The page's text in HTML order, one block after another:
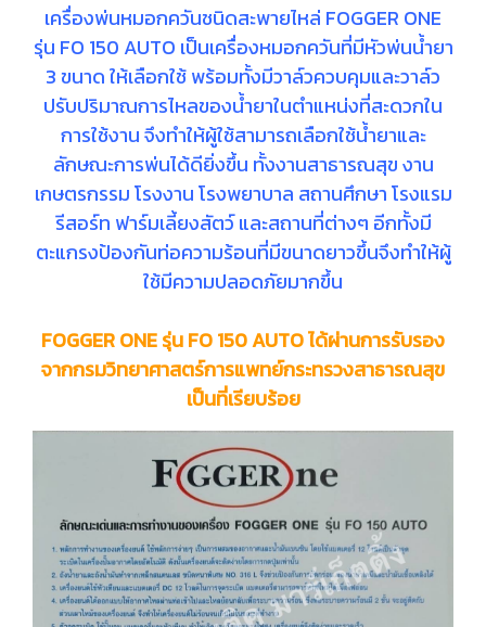
เครื่องพ่นหมอกควันชนิดสะพายไหล่ FOGGER ONE
รุ่น FO 150 AUTO เป็นเครื่องหมอกควันที่มีหัวพ่นน้ำยา
3 ขนาด ให้เลือกใช้ พร้อมทั้งมีวาล์วควบคุมและวาล์ว
ปรับปริมาณการไหลของน้ำยาในตำแหน่งที่สะดวกใน
การใช้งาน จึงทำให้ผู้ใช้สามารถเลือกใช้น้ำยาและ
ลักษณะการพ่นได้ดียิ่งขึ้น ทั้งงานสาธารณสุข งาน
เกษตรกรรม โรงงาน โรงพยาบาล สถานศึกษา โรงแรม
รีสอร์ท ฟาร์มเลี้ยงสัตว์ และสถานที่ต่างๆ อีกทั้งมี
ตะแกรงป้องกันท่อความร้อนที่มีขนาดยาวขึ้นจึงทำให้ผู้
ใช้มีความปลอดภัยมากขึ้น
FOGGER ONE รุ่น FO 150 AUTO ได้ผ่านการรับรอง
จากกรมวิทยาศาสตร์การแพทย์กระทรวงสาธารณสุข
เป็นที่เรียบร้อย